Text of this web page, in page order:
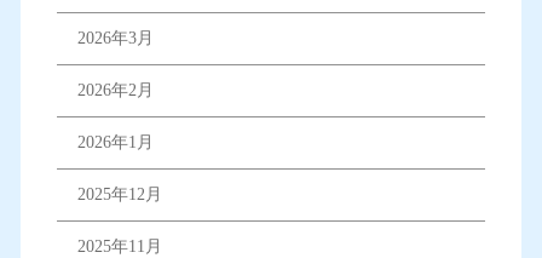
2026年3月
2026年2月
2026年1月
2025年12月
2025年11月